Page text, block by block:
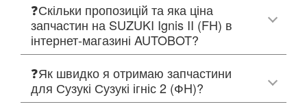
❓Скільки пропозицій та яка ціна
запчастин на SUZUKI Ignis II (FH) в
інтернет-магазині AUTOBOT?
❓Як швидко я отримаю запчастини
для Сузукі Сузукі ігніс 2 (ФH)?